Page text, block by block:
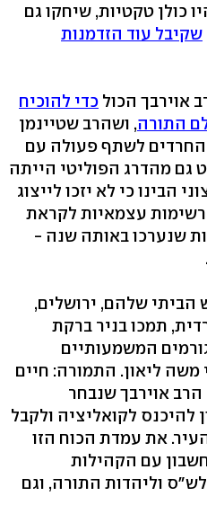
כולן טקטיות, שיחקו גם
שקיבל עוד הזדמנות
אוירבך הכול כדי להוכיח
התורה, ושהרב שטיינמן
לשתף פעולה עם
גם מהדרג הפוליטי הייתה
הבינו כי לא יזכו לייצוג
עצמאיות לקראת
שנערכו באותה שנה -
הביתי שלהם, ירושלים,
תמכו בניר ברקת
המשמעותיים
משה ליאון. התמורה: חיים
אוירבך שנבחר
לקואליציה ולקבל
את עמדת הכוח הזו
עם הקהילות
וליהדות התורה, וגם